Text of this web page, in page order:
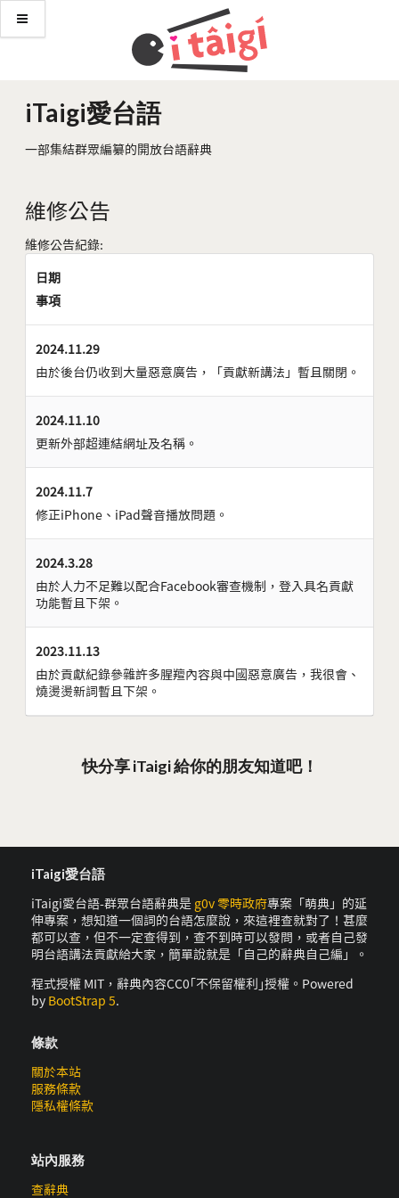
iTaigi愛台語
一部集結群眾編纂的開放台語辭典
維修公告
維修公告紀錄:
日期
事項
2024.11.29
由於後台仍收到大量惡意廣告，「貢獻新講法」暫且關閉。
2024.11.10
更新外部超連結網址及名稱。
2024.11.7
修正iPhone、iPad聲音播放問題。
2024.3.28
由於人力不足難以配合Facebook審查機制，登入具名貢獻
功能暫且下架。
2023.11.13
由於貢獻紀錄參雜許多腥羶內容與中國惡意廣告，我很會、
燒燙燙新詞暫且下架。
快分享 iTaigi 給你的朋友知道吧！
iTaigi愛台語
iTaigi愛台語-群眾台語辭典是 g0v 零時政府專案「萌典」的延
伸專案，想知道一個詞的台語怎麼說，來這裡查就對了！甚麼
都可以查，但不一定查得到，查不到時可以發問，或者自己發
明台語講法貢獻給大家，簡單說就是「自己的辭典自己編」。
程式授權 MIT，辭典內容CC0｢不保留權利｣授權。Powered
by BootStrap 5.
條款
關於本站
服務條款
隱私權條款
站內服務
查辭典